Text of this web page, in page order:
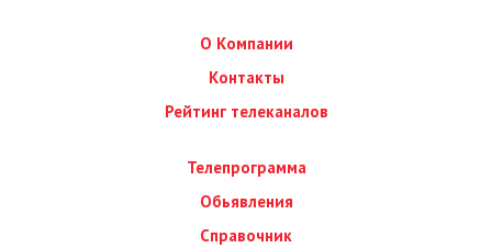
О Компании
Контакты
Рейтинг телеканалов
Телепрограмма
Обьявления
Справочник